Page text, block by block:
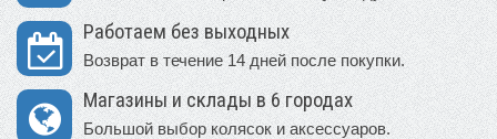
Работаем без выходных
Возврат в течение 14 дней после покупки.
Магазины и склады в 6 городах
Большой выбор колясок и аксессуаров.